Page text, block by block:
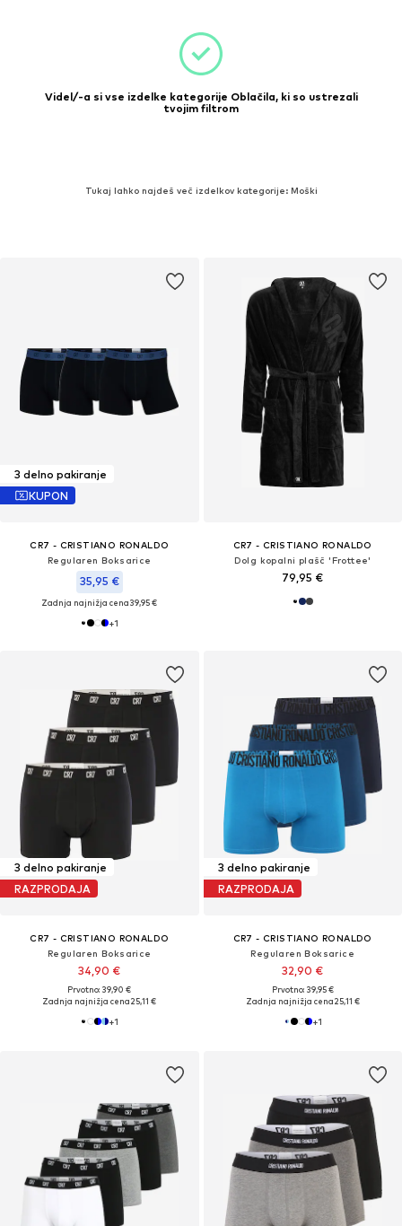
Videl/-a si vse izdelke kategorije Oblačila, ki so ustrezali
tvojim filtrom
Tukaj lahko najdeš več izdelkov kategorije: Moški
3 delno pakiranje
KUPON
CR7 - CRISTIANO RONALDO
Regularen Boksarice
35,95 €
Zadnja najnižja cena39,95 €
+1
CR7 - CRISTIANO RONALDO
Dolg kopalni plašč 'Frottee'
79,95 €
3 delno pakiranje
RAZPRODAJA
CR7 - CRISTIANO RONALDO
Regularen Boksarice
34,90 €
Prvotno: 39,90 €
Zadnja najnižja cena25,11 €
+1
3 delno pakiranje
RAZPRODAJA
CR7 - CRISTIANO RONALDO
Regularen Boksarice
32,90 €
Prvotno: 39,95 €
Zadnja najnižja cena25,11 €
+1